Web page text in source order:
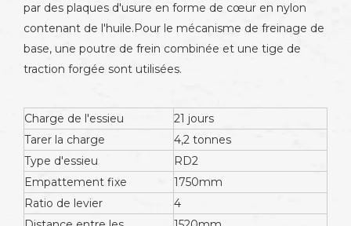
par des plaques d'usure en forme de cœur en nylon
contenant de l'huile.Pour le mécanisme de freinage de
base, une poutre de frein combinée et une tige de
traction forgée sont utilisées.
Charge de l'essieu
21 jours
Tarer la charge
4,2 tonnes
Type d'essieu
RD2
Empattement fixe
1750mm
Ratio de levier
4